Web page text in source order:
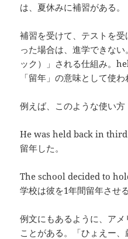
は、夏休みに補習がある。
補習を受けて、テストを
った場合は、進学できな
ック）」される仕組み。
「留年」の意味として使わ
例えば、このような使い方
He was held back in
留年した。
The school decided to
学校は彼を1年間留年させ
例文にもあるように、ア
ことがある。「ひょえー